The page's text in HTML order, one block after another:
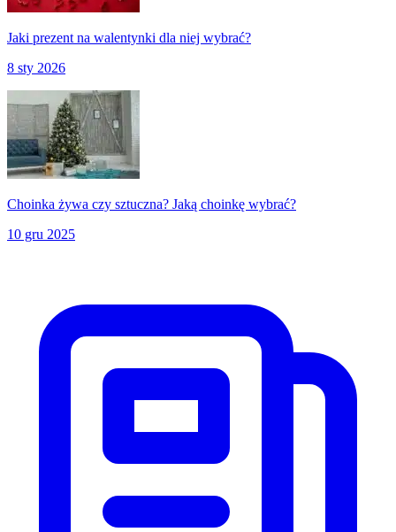
Jaki prezent na walentynki dla niej wybrać?
8 sty 2026
Choinka żywa czy sztuczna? Jaką choinkę wybrać?
10 gru 2025